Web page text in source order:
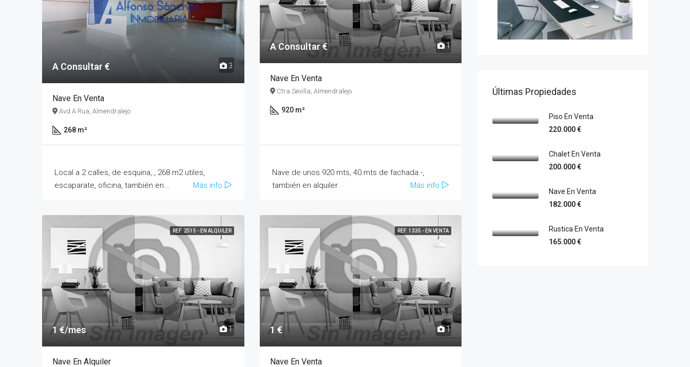
A Consultar € 3
Nave En Venta
Avd A Rua, Almendralejo
268 m²
Local a 2 calles, de esquina, , 268 m2 utiles,
escaparate, oficina, también en...
Más info
A Consultar € 1
Nave En Venta
Ctra Sevilla, Almendralejo
920 m²
Nave de unos 920 mts, 40 mts de fachada.-,
también en alquiler
Más info
REF. 2515 - EN ALQUILER
1 €/mes 1
Nave En Alquiler
REF. 1335 - EN VENTA
1 € 1
Nave En Venta
Últimas Propiedades
Piso En Venta
220.000 €
Chalet En Venta
200.000 €
Nave En Venta
182.000 €
Rustica En Venta
165.000 €